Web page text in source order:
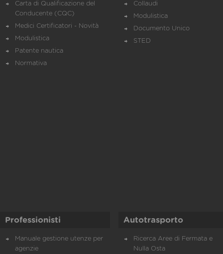
Carta di Qualificazione del
Conducente (CQC)
Medici Certificatori - Novità
Modulistica
Patente nautica
Normativa
Collaudi
Modulistica
Documento Unico
STED
Professionisti
Manuale gestione utenze per
agenzie
Autotrasporto
Ricerca Aree di Fermata e
Nulla Osta